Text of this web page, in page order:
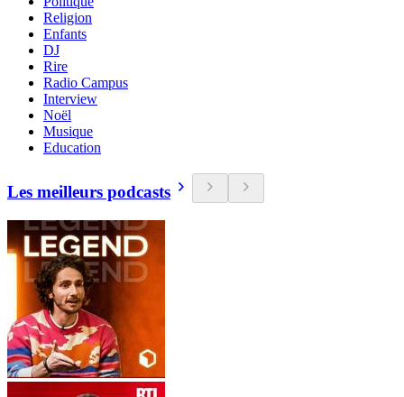
Religion
Enfants
DJ
Rire
Radio Campus
Interview
Noël
Musique
Education
Les meilleurs podcasts